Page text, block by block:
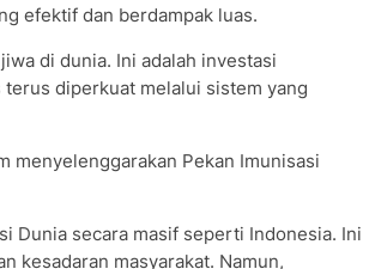
efektif dan berdampak luas.
di dunia. Ini adalah investasi
diperkuat melalui sistem yang
menyelenggarakan Pekan Imunisasi
Dunia secara masif seperti Indonesia. Ini
kesadaran masyarakat. Namun,